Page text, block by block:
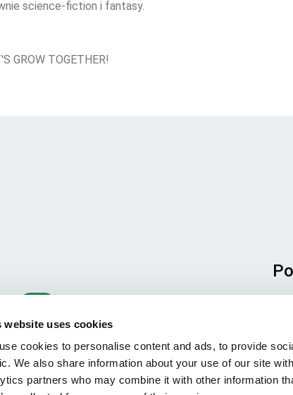
website uses cookies
cookies to personalise content and ads, to provide
We also share information about your use of our site
partners who may combine it with other information
science-fiction i fantasy.
GROW TOGETHER!